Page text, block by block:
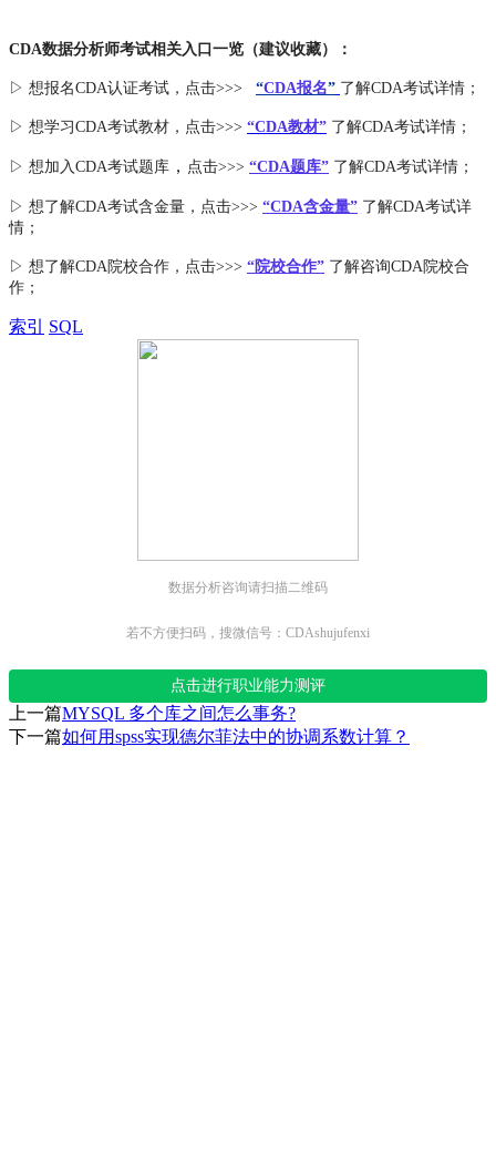
CDA数据分析师考试相关入口一览（建议收藏）：
▷ 想报名CDA认证考试，点击>>> “CDA报名” 了解CDA考试详情；
▷ 想学习CDA考试教材，点击>>> “CDA教材” 了解CDA考试详情；
▷ 想加入CDA考试题库 ， 点击>>> “CDA题库” 了解CDA考试详情；
▷ 想了解CDA考试含金量 ，点击>>> “CDA含金量” 了解CDA考试详
情；
▷ 想了解CDA院校合作 ，点击>>> “院校合作” 了解咨询CDA院校合
作；
索引 SQL
数据分析咨询请扫描二维码
若不方便扫码，搜微信号：CDAshujufenxi
点击进行职业能力测评
上一篇MYSQL 多个库之间怎么事务?
下一篇如何用spss实现德尔菲法中的协调系数计算？